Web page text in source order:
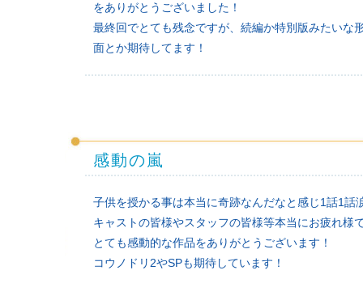
をありがとうございました！
最終回でとても残念ですが、続編か特別版みたいな
面とか期待してます！
感動の嵐
子供を授かる事は本当に奇跡なんだなと感じ1話1話
キャストの皆様やスタッフの皆様等本当にお疲れ様
とても感動的な作品をありがとうございます！
コウノドリ2やSPも期待しています！